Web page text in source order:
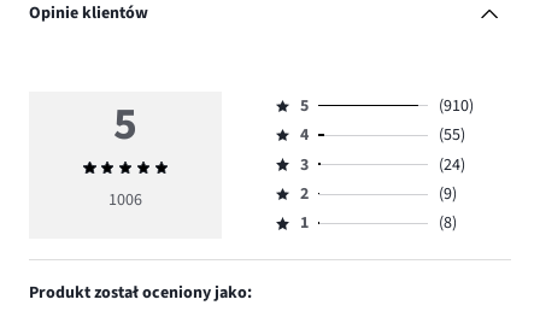
Opinie klientów
5
Średnia
ocena
1006
Ocena
5,
ilość
głosów
910.
5
(910)
Ocena
4,
ilość
głosów
4
(55)
Ocena
3,
ilość
3
(24)
Ocena
2,
2
(9)
Ocena
1,
1 (8)
Produkt został oceniony jako: